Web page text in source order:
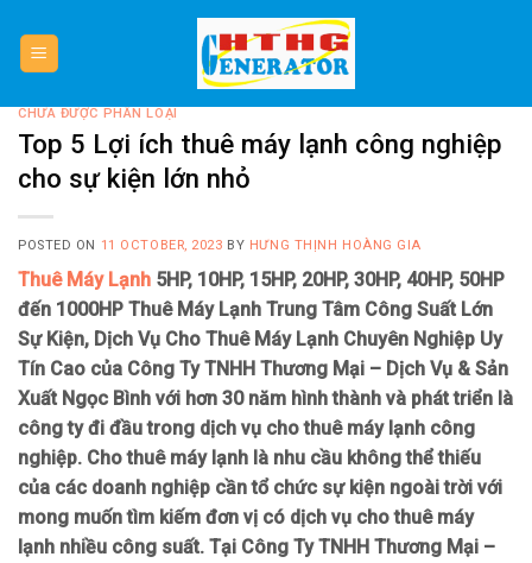
content
CHƯA ĐƯỢC PHÂN LOẠI
Top 5 Lợi ích thuê máy lạnh công nghiệp
cho sự kiện lớn nhỏ
POSTED ON 11 OCTOBER, 2023 BY HƯNG THỊNH HOÀNG GIA
Thuê Máy Lạnh 5HP, 10HP, 15HP, 20HP, 30HP, 40HP, 50HP
đến 1000HP Thuê Máy Lạnh Trung Tâm Công Suất Lớn
Sự Kiện, Dịch Vụ Cho Thuê Máy Lạnh Chuyên Nghiệp Uy
Tín Cao của Công Ty TNHH Thương Mại – Dịch Vụ & Sản
Xuất Ngọc Bình với hơn 30 năm hình thành và phát triển là
công ty đi đầu trong dịch vụ cho thuê máy lạnh công
nghiệp. Cho thuê máy lạnh là nhu cầu không thể thiếu
của các doanh nghiệp cần tổ chức sự kiện ngoài trời với
mong muốn tìm kiếm đơn vị có dịch vụ cho thuê máy
lạnh nhiều công suất. Tại Công Ty TNHH Thương Mại –